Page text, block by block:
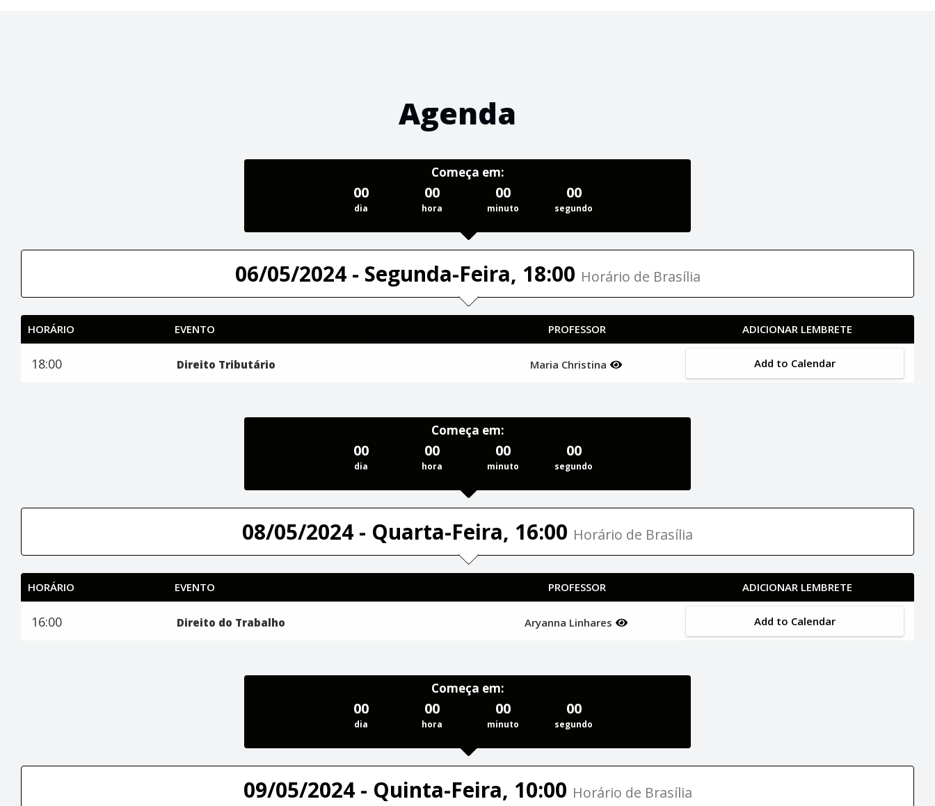
Agenda
Começa em:
00
dia
00
hora
00
minuto
00
segundo
06/05/2024 - Segunda-Feira, 18:00 Horário de Brasília
HORÁRIO EVENTO PROFESSOR ADICIONAR LEMBRETE
18:00 Direito Tributário Maria Christina Add to Calendar
Começa em:
00
dia
00
hora
00
minuto
00
segundo
08/05/2024 - Quarta-Feira, 16:00 Horário de Brasília
HORÁRIO EVENTO PROFESSOR ADICIONAR LEMBRETE
16:00 Direito do Trabalho Aryanna Linhares Add to Calendar
Começa em:
00
dia
00
hora
00
minuto
00
segundo
09/05/2024 - Quinta-Feira, 10:00 Horário de Brasília